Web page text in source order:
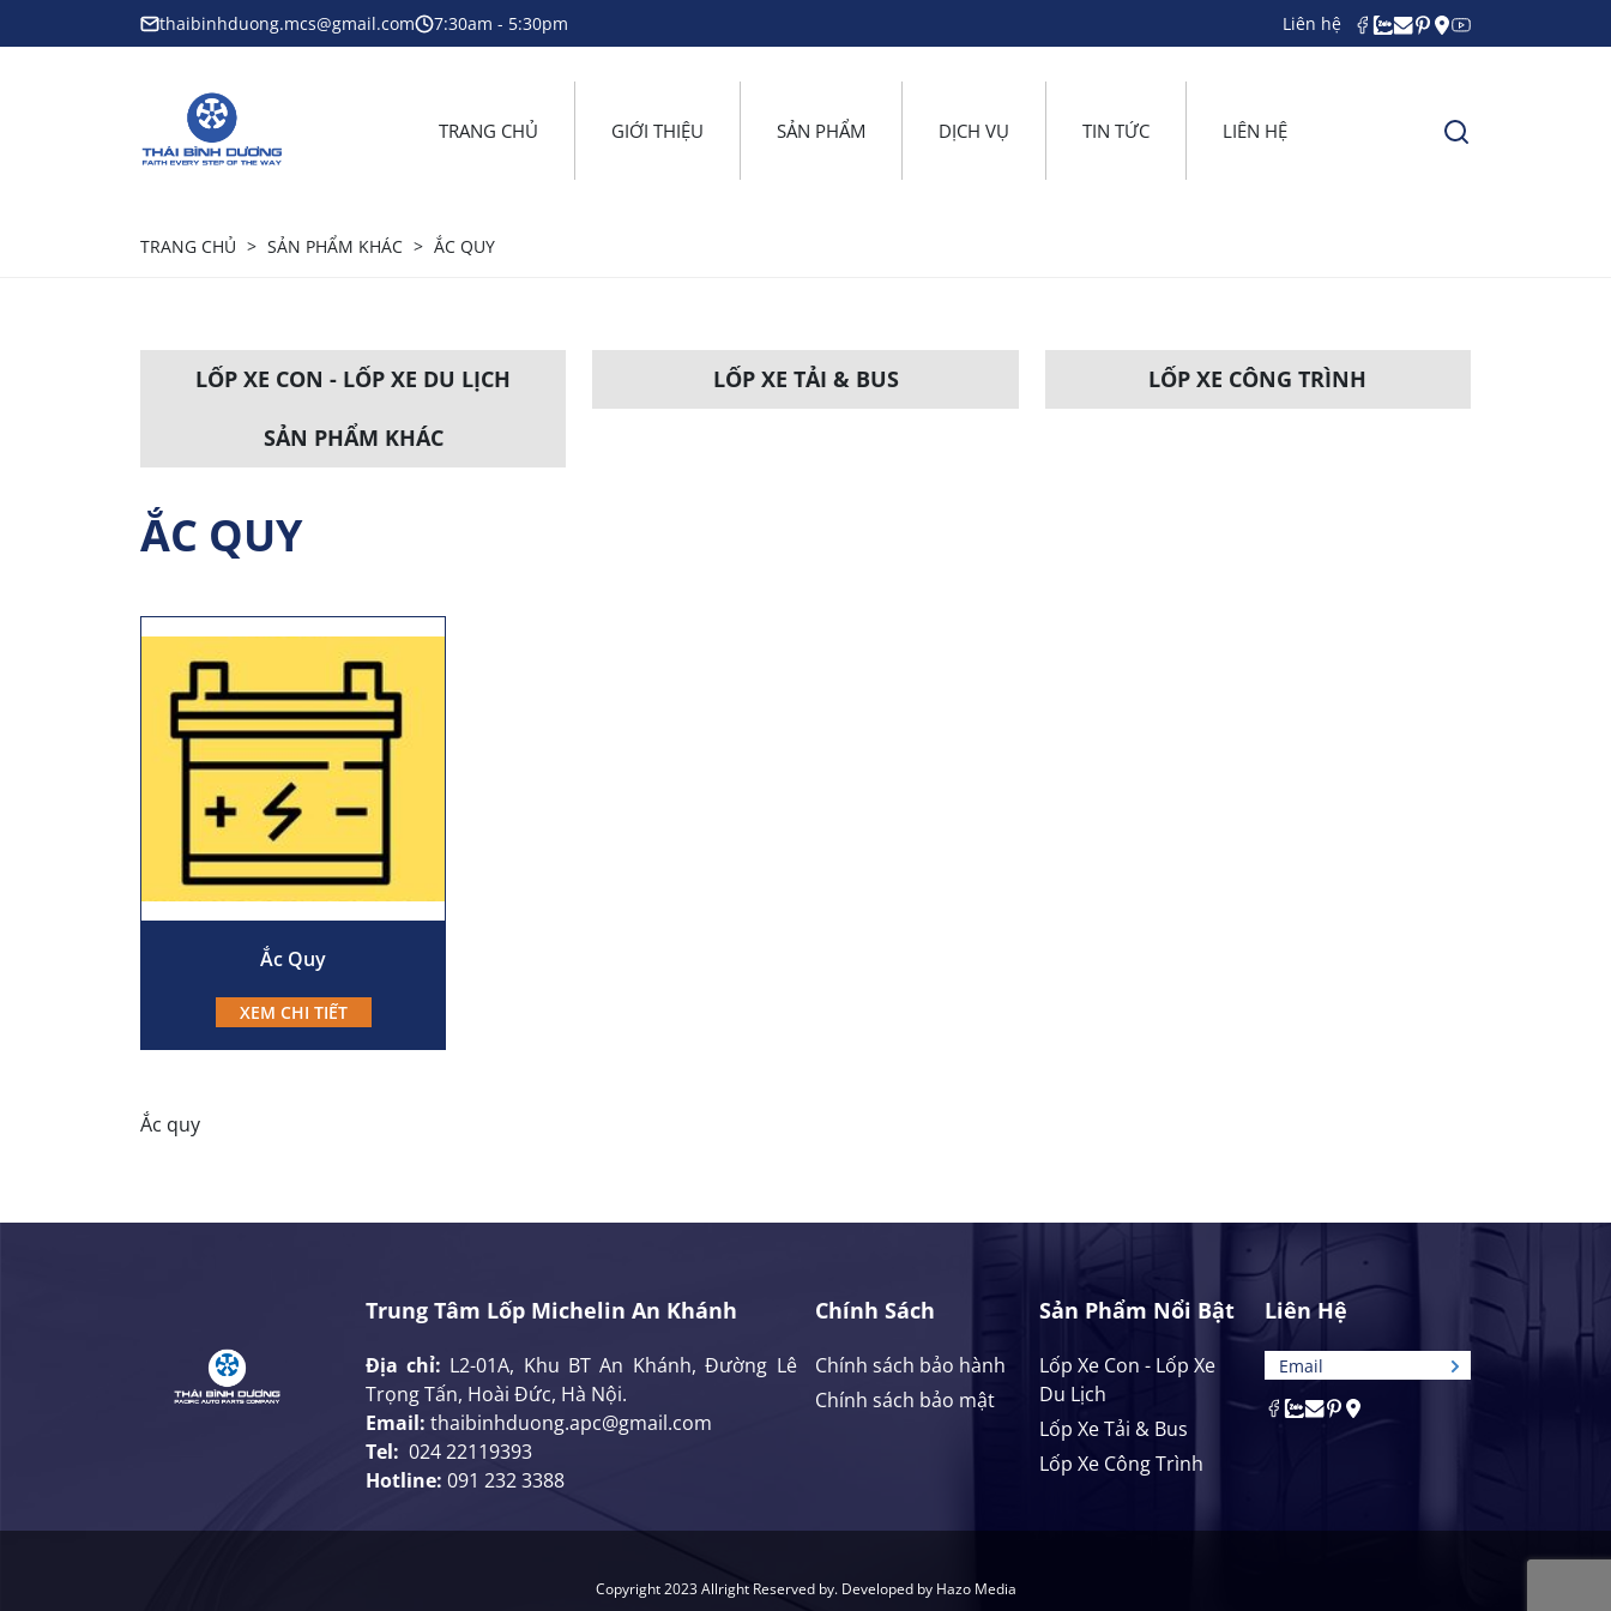
thaibinhduong.mcs@gmail.com 7:30am - 5:30pm Liên hệ
TRANG CHỦ GIỚI THIỆU SẢN PHẨM DỊCH VỤ TIN TỨC LIÊN HỆ
TRANG CHỦ SẢN PHẨM KHÁC ẮC QUY
LỐP XE CON - LỐP XE DU LỊCH LỐP XE TẢI & BUS LỐP XE CÔNG TRÌNH
SẢN PHẨM KHÁC
ẮC QUY
Ắc Quy
XEM CHI TIẾT
Ắc quy
Trung Tâm Lốp Michelin An Khánh
Địa chỉ: L2-01A, Khu BT An Khánh, Đường Lê
Trọng Tấn, Hoài Đức, Hà Nội.
Email: thaibinhduong.apc@gmail.com
Tel: 024 22119393
Hotline: 091 232 3388
Chính Sách
Chính sách bảo hành
Chính sách bảo mật
Sản Phẩm Nổi Bật
Lốp Xe Con - Lốp Xe
Du Lịch
Lốp Xe Tải & Bus
Lốp Xe Công Trình
Liên Hệ
Copyright 2023 Allright Reserved by. Developed by Hazo Media